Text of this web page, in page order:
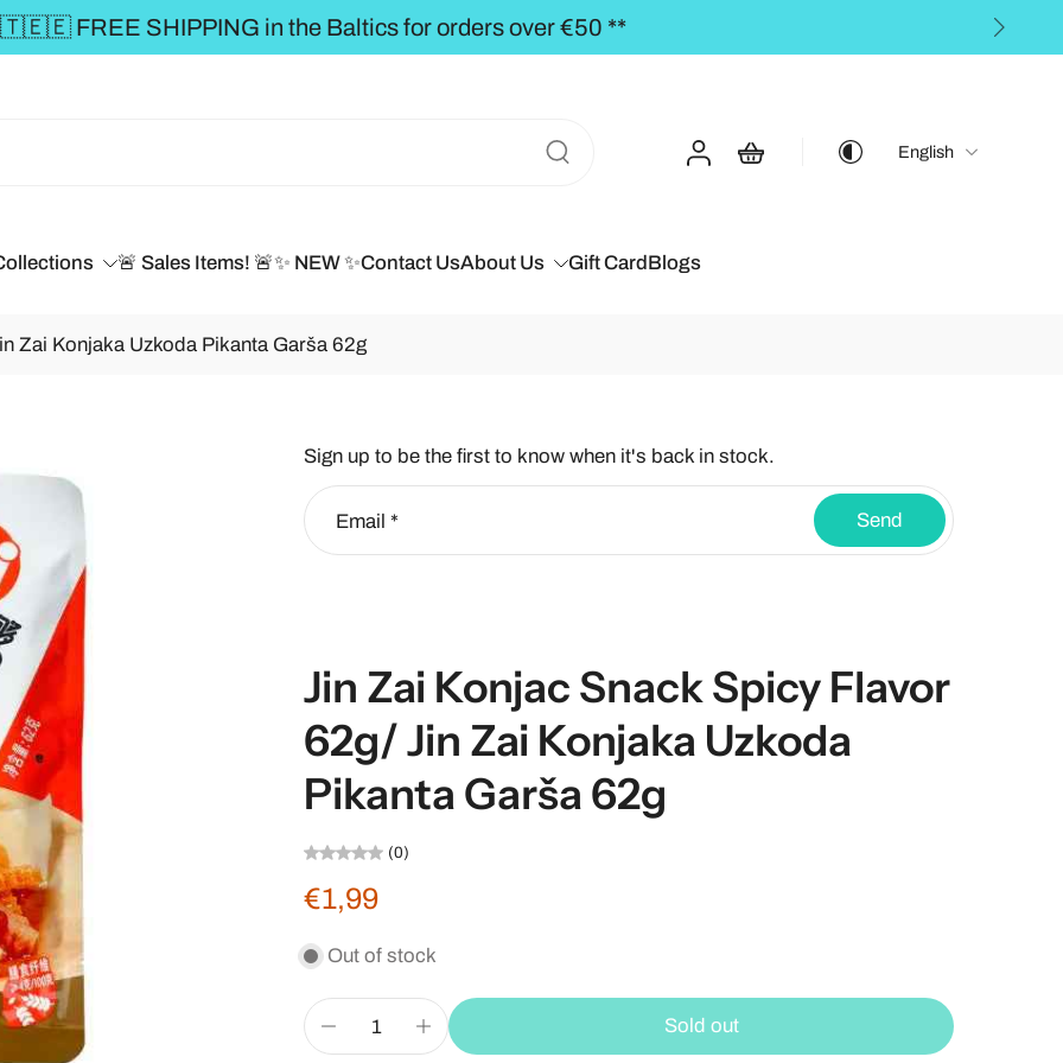
** FREE SHIPPING to the BALTICS for orders over €50,00 **
English
🚨 Sales Items! 🚨✨ NEW ✨Contact UsAbout Us Gift CardBlogs
Zai Konjaka Uzkoda Pikanta Garša 62g
Sign up to be the first to know when it's back in stock.
Email * Send
Jin Zai Konjac Snack Spicy Flavor
62g/ Jin Zai Konjaka Uzkoda
Pikanta Garša 62g
(0)
€1,99
Out of stock
Sold out